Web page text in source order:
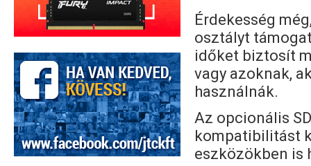
Érdekesség
osztályt
időket biztosít
vagy azoknak,
használnák.
Az opcionális
kompatibilitást
eszközökben is